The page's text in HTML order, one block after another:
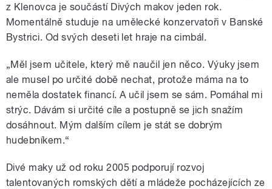
z Klenovca je součástí Divých makov jeden rok.
Momentálně studuje na umělecké konzervatoři v Banské
Bystrici. Od svých deseti let hraje na cimbál.
„Měl jsem učitele, který mě naučil jen něco. Výuky jsem
ale musel po určité době nechat, protože máma na to
neměla dostatek financí. A učil jsem se sám. Pomáhal mi
strýc. Dávám si určité cíle a postupně se jich snažím
dosáhnout. Mým dalším cílem je stát se dobrým
hudebníkem.“
Divé maky už od roku 2005 podporují rozvoj
talentovaných romských dětí a mládeže pocházejících ze